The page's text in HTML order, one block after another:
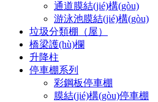
通道膜結(jié)構(gòu)
游泳池膜結(jié)構(gòu)
垃圾分類棚（屋）
橋梁護(hù)欄
升降柱
停車棚系列
彩鋼板停車棚
膜結(jié)構(gòu)停車棚